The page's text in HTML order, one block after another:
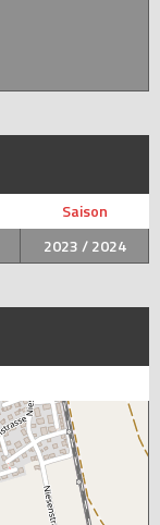
Saison
2023 / 2024